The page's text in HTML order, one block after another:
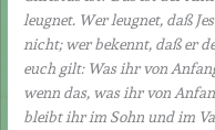
leugnet. Wer leugnet, daß
nicht; wer bekennt, daß er
euch gilt: Was ihr von
wenn das, was ihr von
bleibt ihr im Sohn und im